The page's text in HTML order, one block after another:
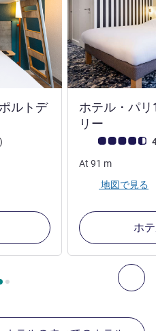
次
の施設 1 :, 周辺の他の施設 2
ルトデ
ー アコーホテルズ)
件のレビュー
)
ホテル・パ
リー
お客さまの声 (
At 91 m
地図で見る
ホ